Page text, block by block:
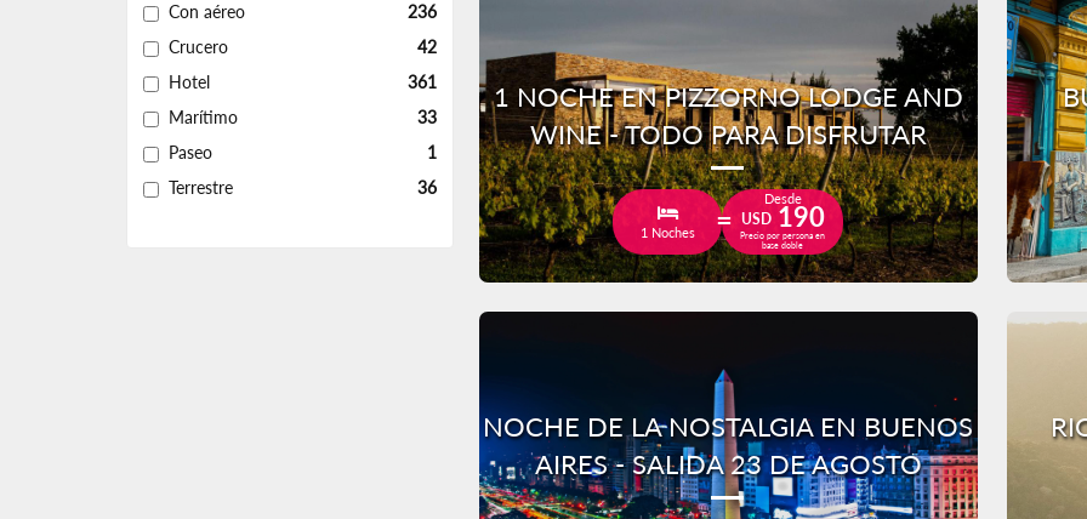
Con aéreo
236
Crucero
42
Hotel
361
Marítimo
33
Paseo
1
Terrestre
36
1 NOCHE EN PIZZORNO LODGE AND
WINE - TODO PARA DISFRUTAR
1 Noches
Desde
USD190
Precio por persona en
base doble
NOCHE DE LA NOSTALGIA EN BUENOS
AIRES - SALIDA 23 DE AGOSTO